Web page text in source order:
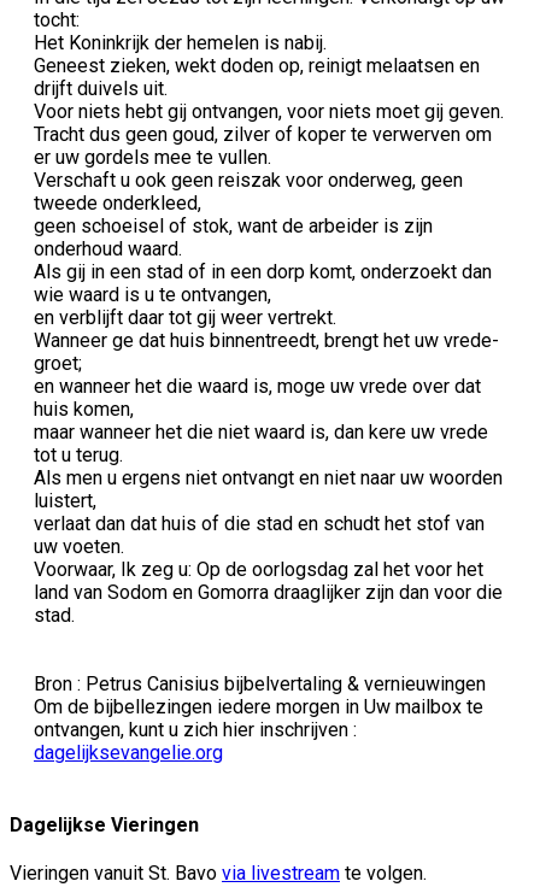
tocht:
Het Koninkrijk der hemelen is nabij.
Geneest zieken, wekt doden op, reinigt melaatsen en
drijft duivels uit.
Voor niets hebt gij ontvan­gen, voor niets moet gij geven.
Tracht dus geen goud, zilver of koper te verwerven om
er uw gordels mee te vullen.
Verschaft u ook geen reiszak voor onderweg, geen
tweede onderkleed,
geen schoeisel of stok, want de arbeider is zijn
onderhoud waard.
Als gij in een stad of in een dorp komt, onderzoekt dan
wie waard is u te ontvangen,
en verblijft daar tot gij weer vertrekt.
Wanneer ge dat huis binnentreedt, brengt het uw vrede­
groet;
en wanneer het die waard is, moge uw vrede over dat
huis komen,
maar wanneer het die niet waard is, dan kere uw vrede
tot u terug.
Als men u ergens niet ontvangt en niet naar uw woorden
luistert,
verlaat dan dat huis of die stad en schudt het stof van
uw voeten.
Voorwaar, Ik zeg u: Op de oorlogsdag zal het voor het
land van Sodom en Gomorra draaglijker zijn dan voor die
stad.
Bron : Petrus Canisius bijbelvertaling & vernieuwingen
Om de bijbellezingen iedere morgen in Uw mailbox te
ontvangen, kunt u zich hier inschrijven :
dagelijksevangelie.org
Dagelijkse Vieringen
Vieringen vanuit St. Bavo via livestream te volgen.